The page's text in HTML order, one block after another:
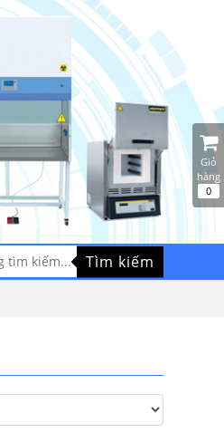
Tìm kiếm
Giỏ
hàng
0